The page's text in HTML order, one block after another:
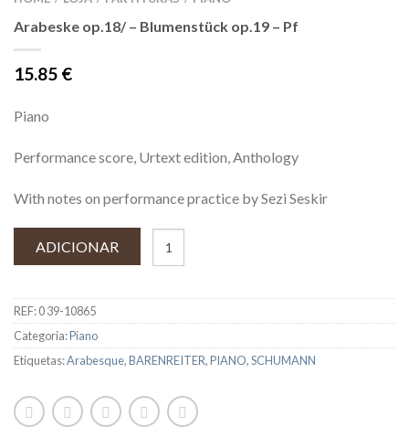
Arabeske op.18/ – Blumenstück op.19 – Pf
15.85 €
Piano
Performance score, Urtext edition, Anthology
With notes on performance practice by Sezi Seskir
ADICIONAR
REF:0 39-10865
Categoria:Piano
Etiquetas:Arabesque,BARENREITER,PIANO,SCHUMANN